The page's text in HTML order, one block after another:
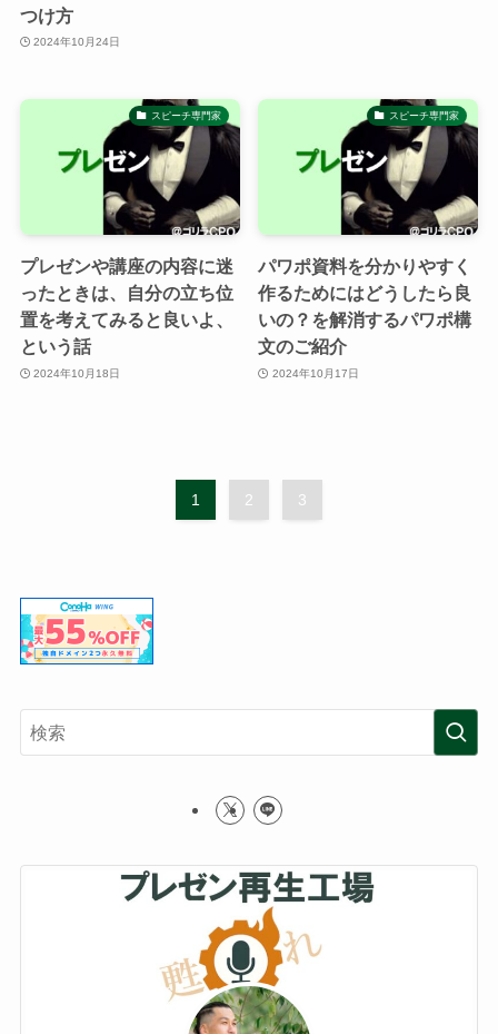
つけ方
2024年10月24日
スピーチ専門家
プレゼンや講座の内容に迷
ったときは、自分の立ち位
置を考えてみると良いよ、
という話
2024年10月18日
スピーチ専門家
パワポ資料を分かりやすく
作るためにはどうしたら良
いの？を解消するパワポ構
文のご紹介
2024年10月17日
1 2 3